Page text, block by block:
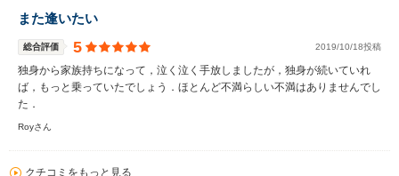
また逢いたい
総合評価 5 2019/10/18投稿
独身から家族持ちになって，泣く泣く手放しましたが，独身が続いていれ
ば，もっと乗っていたでしょう．ほとんど不満らしい不満はありませんでし
た．
Royさん
クチコミをもっと見る